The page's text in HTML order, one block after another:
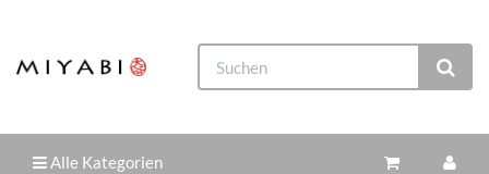
Alle Kategorien